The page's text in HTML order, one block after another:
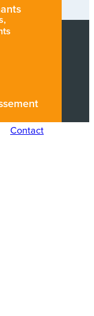
Contact